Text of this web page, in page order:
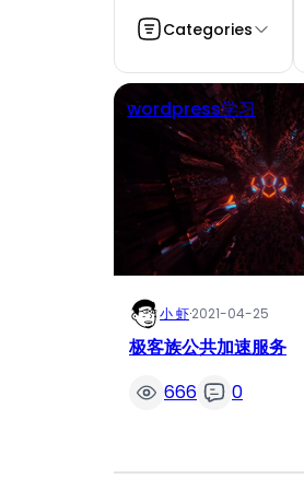
Categories
wordpress学习
小 虾·2021-04-25
极客族公共加速服务
666
0